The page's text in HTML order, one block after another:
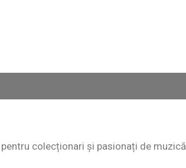
colecționari și pasionați de muzică.